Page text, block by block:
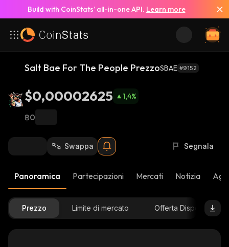
Build with CoinStats’ all-in-one API. Learn more
Salt Bae For The People PrezzoSBAE #9152
$0,00002625 1,4%
฿0
Swappa Segnala
Panoramica Partecipazioni Mercati Notizia
Prezzo Limite di mercato Offerta Disponibile